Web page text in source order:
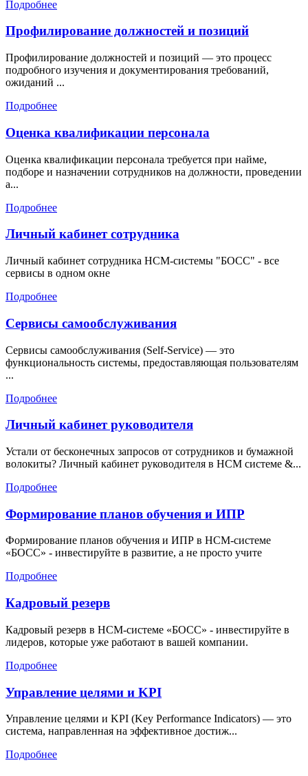
Подробнее
Профилирование должностей и позиций
Профилирование должностей и позиций — это процесс
подробного изучения и документирования требований,
ожиданий ...
Подробнее
Оценка квалификации персонала
Оценка квалификации персонала требуется при найме,
подборе и назначении сотрудников на должности, проведении
а...
Подробнее
Личный кабинет сотрудника
Личный кабинет сотрудника HCM-системы "БОСС" - все
сервисы в одном окне
Подробнее
Сервисы самообслуживания
Сервисы самообслуживания (Self-Service) — это
функциональность системы, предоставляющая пользователям
...
Подробнее
Личный кабинет руководителя
Устали от бесконечных запросов от сотрудников и бумажной
волокиты? Личный кабинет руководителя в HCM системе &...
Подробнее
Формирование планов обучения и ИПР
Формирование планов обучения и ИПР в HCM-системе
«БОСС» - инвестируйте в развитие, а не просто учите
Подробнее
Кадровый резерв
Кадровый резерв в HCM-системе «БОСС» - инвестируйте в
лидеров, которые уже работают в вашей компании.
Подробнее
Управление целями и KPI
Управление целями и KPI (Key Performance Indicators) — это
система, направленная на эффективное достиж...
Подробнее